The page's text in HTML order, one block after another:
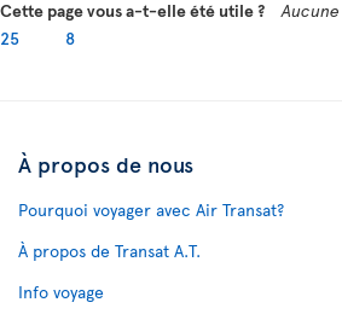
Cette page vous a-t-elle été utile ?
25
8
À propos de nous
Pourquoi voyager avec Air Transat?
À propos de Transat A.T.
Info voyage